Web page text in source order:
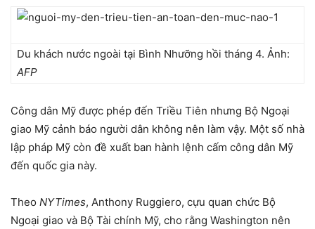
Du khách nước ngoài tại Bình Nhưỡng hồi tháng 4. Ảnh:
AFP
Công dân Mỹ được phép đến Triều Tiên nhưng Bộ Ngoại
giao Mỹ cảnh báo người dân không nên làm vậy. Một số nhà
lập pháp Mỹ còn đề xuất ban hành lệnh cấm công dân Mỹ
đến quốc gia này.
Theo NYTimes, Anthony Ruggiero, cựu quan chức Bộ
Ngoại giao và Bộ Tài chính Mỹ, cho rằng Washington nên